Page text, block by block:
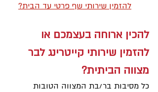
להזמין שירותי שף פרטי עד הבית?
להכין ארוחה בעצמכם או
להזמין שירותי קייטרינג לבר
מצווה הביתית?
כל מסיבות בר/בת המצווה הטובות